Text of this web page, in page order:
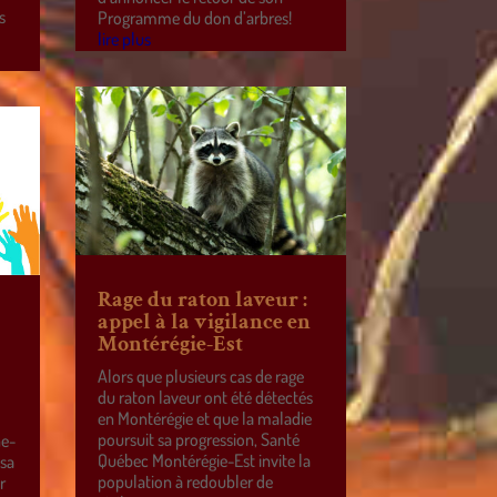
Programme du don d’arbres!
lire plus
Rage du raton laveur :
appel à la vigilance en
Montérégie-Est
Alors que plusieurs cas de rage
du raton laveur ont été détectés
en Montérégie et que la maladie
poursuit sa progression, Santé
Québec Montérégie-Est invite la
population à redoubler de